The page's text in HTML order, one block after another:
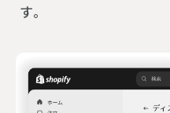
す。